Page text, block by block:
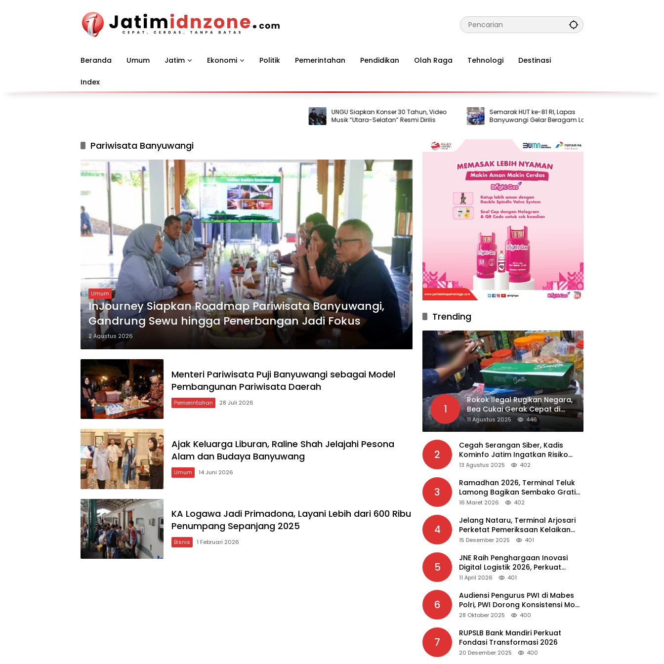
Beranda Umum Jatim Ekonomi Politik Pemerintahan Pendidikan Olah Raga Tehnologi Destinasi
Index
UNGU Siapkan Konser 30 Tahun, Video
Musik “Utara-Selatan” Resmi Dirilis
Semarak HUT ke-81 RI, Lapas
Banyuwangi Gelar Beragam Lomba
bagi Warga Binaan
Pariwisata Banyuwangi
Umum
InJourney Siapkan Roadmap Pariwisata Banyuwangi,
Gandrung Sewu hingga Penerbangan Jadi Fokus
2 Agustus 2026
Menteri Pariwisata Puji Banyuwangi sebagai Model
Pembangunan Pariwisata Daerah
Pemerintahan 28 Juli 2026
Ajak Keluarga Liburan, Raline Shah Jelajahi Pesona
Alam dan Budaya Banyuwang
Umum 14 Juni 2026
KA Logawa Jadi Primadona, Layani Lebih dari 600 Ribu
Penumpang Sepanjang 2025
Bisnis 1 Februari 2026
Trending
1
Rokok Ilegal Rugikan Negara,
Bea Cukai Gerak Cepat di
Giripurno
11 Agustus 2025 446
2
Cegah Serangan Siber, Kadis
Kominfo Jatim Ingatkan Risiko
Malware dari Aplikasi Bajakan
13 Agustus 2025 402
3
Ramadhan 2026, Terminal Teluk
Lamong Bagikan Sembako Gratis
dan Takjil untuk Masyarakat
16 Maret 2026 402
4
Jelang Nataru, Terminal Arjosari
Perketat Pemeriksaan Kelaikan
Bus
15 Desember 2025 401
5
JNE Raih Penghargaan Inovasi
Digital Logistik 2026, Perkuat
Transformasi Layanan
11 April 2026 401
6
Audiensi Pengurus PWI di Mabes
Polri, PWI Dorong Konsistensi MoU
Dewan Pers – Polri
28 Oktober 2025 400
7
RUPSLB Bank Mandiri Perkuat
Fondasi Transformasi 2026
20 Desember 2025 400